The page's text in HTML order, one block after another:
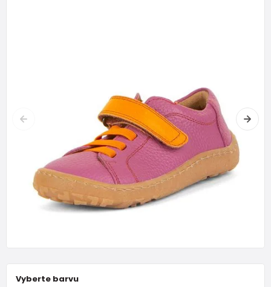
Vyberte barvu